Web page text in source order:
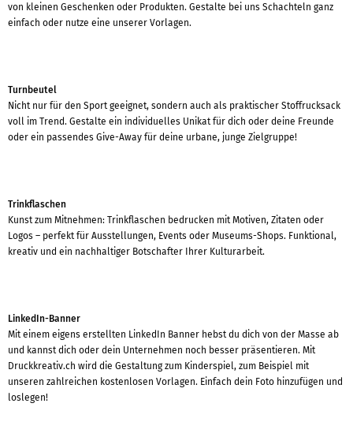
von kleinen Geschenken oder Produkten. Gestalte bei uns Schachteln ganz
einfach oder nutze eine unserer Vorlagen.
Turnbeutel
Nicht nur für den Sport geeignet, sondern auch als praktischer Stoffrucksack
voll im Trend. Gestalte ein individuelles Unikat für dich oder deine Freunde
oder ein passendes Give-Away für deine urbane, junge Zielgruppe!
Trinkflaschen
Kunst zum Mitnehmen: Trinkflaschen bedrucken mit Motiven, Zitaten oder
Logos – perfekt für Ausstellungen, Events oder Museums-Shops. Funktional,
kreativ und ein nachhaltiger Botschafter Ihrer Kulturarbeit.
LinkedIn-Banner
Mit einem eigens erstellten LinkedIn Banner hebst du dich von der Masse ab
und kannst dich oder dein Unternehmen noch besser präsentieren. Mit
Druckkreativ.ch wird die Gestaltung zum Kinderspiel, zum Beispiel mit
unseren zahlreichen kostenlosen Vorlagen. Einfach dein Foto hinzufügen und
loslegen!